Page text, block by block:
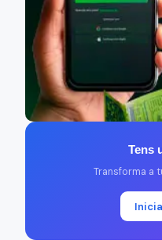
Tens
Transforma a